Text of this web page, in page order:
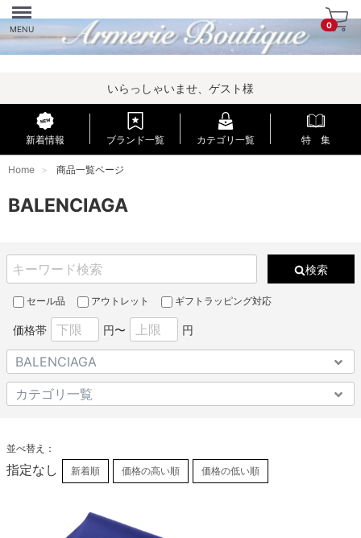
Menu
MENU 0
いらっしゃいませ、ゲスト様
新着情報 ブランド一覧 カテゴリ一覧 特 集
Home 商品一覧ページ
BALENCIAGA
検索
セール品 アウトレット ギフトラッピング対応
価格帯 円〜 円
並べ替え：
指定なし 新着順 価格の高い順 価格の低い順